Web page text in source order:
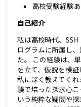
高校受験経験あ
自己紹介
私は高校時代、
ログラムに所属し
た。 この経験は、
を立て、仮説を検
私に深く教えてく
験で培った探求心
いう純粋な疑問や